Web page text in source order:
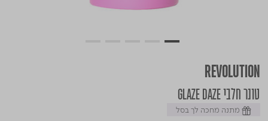
REVOLUTION
טונר חלבי GLAZE DAZE
מתנה מחכה לך בסל